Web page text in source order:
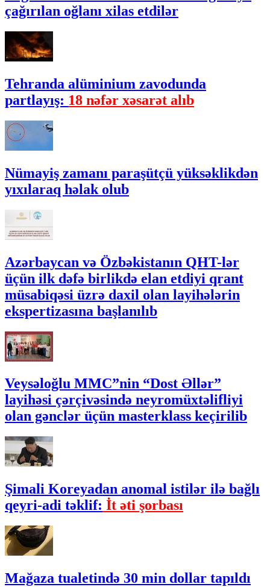
çağırılan oğlanı xilas etdilər
Tehranda alüminium zavodunda
partlayış: 18 nəfər xəsarət alıb
Nümayiş zamanı paraşütçü yüksəklikdən
yıxılaraq həlak olub
Azərbaycan və Özbəkistanın QHT-lər
üçün ilk dəfə birlikdə elan etdiyi qrant
müsabiqəsi üzrə daxil olan layihələrin
ekspertizasına başlanılıb
Veysəloğlu MMC”nin “Dost Əllər”
layihəsi çərçivəsində neyromüxtəlifliyi
olan gənclər üçün masterklass keçirilib
Şimali Koreyadan anomal istilər ilə bağlı
qeyri-adi təklif: İt əti şorbası
Mağaza tualetində 30 min dollar tapıldı